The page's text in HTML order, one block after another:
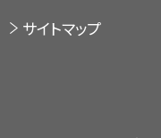
サイトマップ